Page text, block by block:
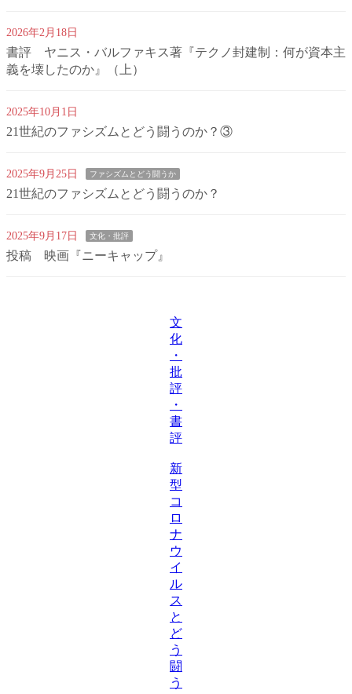
2026年2月18日
書評 ヤニス・バルファキス著『テクノ封建制：何が資本主
義を壊したのか』（上）
2025年10月1日
21世紀のファシズムとどう闘うのか？③
2025年9月25日 ファシズムとどう闘うか
21世紀のファシズムとどう闘うのか？
2025年9月17日 文化・批評
投稿 映画『ニーキャップ』
文
化
・
批
評
・
書
評
新
型
コ
ロ
ナ
ウ
イ
ル
ス
と
ど
う
闘
う